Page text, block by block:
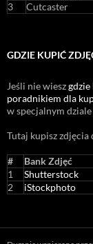
3
Cutcaster
GDZIE KUPIĆ
Jeśli nie wieszgdzie
poradnikiem dla
w specjalnym dziale
Tutaj kupisz
#
Bank Zdjęć
1
Shutterstock
2
iStockphoto